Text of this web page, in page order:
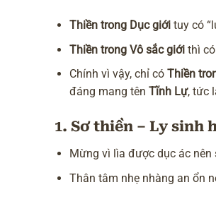
Thiền trong Dục giới tuy có
Thiền trong Vô sắc giới thì
Chính vì vậy, chỉ có Thiền
đáng mang tên Tĩnh Lự, tức
1. Sơ thiền – Ly sinh
Mừng vì lìa được dục ác nên
Thân tâm nhẹ nhàng an ổn